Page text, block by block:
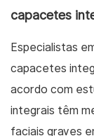
capacetes
Especialistas
capacetes
acordo com
integrais têm
faciais graves